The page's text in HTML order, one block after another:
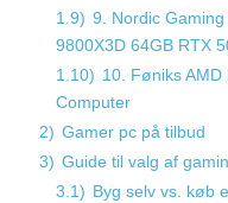
1.9) 9. Nordic
9800X3D 64GB RTX
1.10) 10. Føniks
Computer
2) Gamer pc på tilbud
3) Guide til valg af
3.1) Byg selv vs. køb